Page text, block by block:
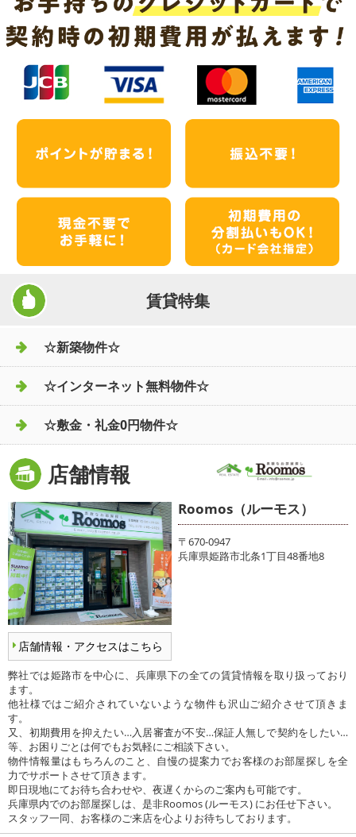
賃貸特集
☆新築物件☆
☆インターネット無料物件☆
☆敷金・礼金0円物件☆
店舗情報
店舗情報・アクセスはこちら
Roomos（ルーモス）
〒670-0947
兵庫県姫路市北条1丁目48番地8
弊社では姫路市を中心に、兵庫県下の全ての賃貸情報を取り扱っており
ます。
他社様ではご紹介されていないような物件も沢山ご紹介させて頂きま
す。
又、初期費用を抑えたい…入居審査が不安…保証人無しで契約をしたい…
等、お困りごとは何でもお気軽にご相談下さい。
物件情報量はもちろんのこと、自慢の提案力でお客様のお部屋探しを全
力でサポートさせて頂きます。
即日現地にてお待ち合わせや、夜遅くからのご案内も可能です。
兵庫県内でのお部屋探しは、是非Roomos (ルーモス) にお任せ下さい。
スタッフ一同、お客様のご来店を心よりお待ちしております。